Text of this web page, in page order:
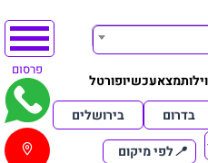
וילותמצאעכשיופורטל
פרסום
בדרום
בירושלים
📍לפי מיקום